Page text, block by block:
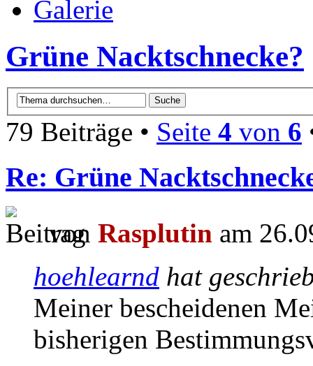
Galerie
Grüne Nacktschnecke?
79 Beiträge • Seite 4 von 6
Re: Grüne
von Rasplutin am
hoehlearnd hat
Meiner bescheidenen
bisherigen